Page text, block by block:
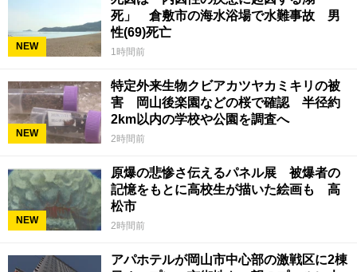
NEW
死」 倉敷市の海水浴場で水難事故 男
性(69)死亡
1時間前
NEW
特定外来生物クビアカツヤカミキリの被
害 岡山後楽園などの桜で確認 半径約
2km以内の学校や公園を調査へ
2時間前
NEW
原爆の悲惨さ伝えるパネル展 被爆者の
記憶をもとに高校生が描いた絵画も 高
松市
2時間前
アパホテルが岡山市中心部の激戦区に2棟